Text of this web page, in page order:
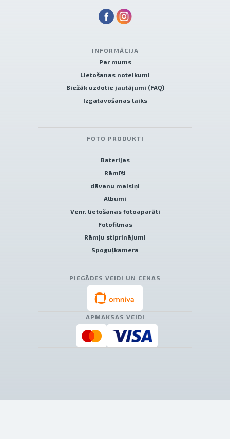
INFORMĀCIJA
Par mums
Lietošanas noteikumi
Biežāk uzdotie jautājumi (FAQ)
Izgatavošanas laiks
FOTO PRODUKTI
Baterijas
Rāmīši
dāvanu maisiņi
Albumi
Venr. lietošanas fotoaparāti
Fotofilmas
Rāmju stiprinājumi
Spoguļkamera
PIEGĀDES VEIDI UN CENAS
APMAKSAS VEIDI